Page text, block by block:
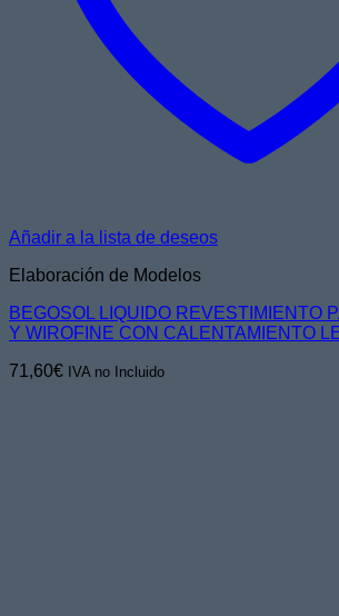
Añadir a la lista de deseos
Elaboración de Modelos
BEGOSOL LIQUIDO REVESTIMIENTO
Y WIROFINE CON CALENTAMIENTO
71,60€ IVA no Incluido